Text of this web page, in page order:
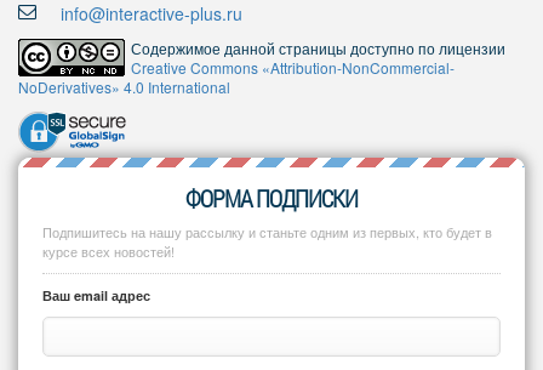
info@interactive-plus.ru
Содержимое данной страницы доступно по лицензии
Creative Commons «Attribution-NonCommercial-
NoDerivatives» 4.0 International
ФОРМА ПОДПИСКИ
Подпишитесь на нашу рассылку и станьте одним из первых, кто будет в
курсе всех новостей!
Ваш email адрес